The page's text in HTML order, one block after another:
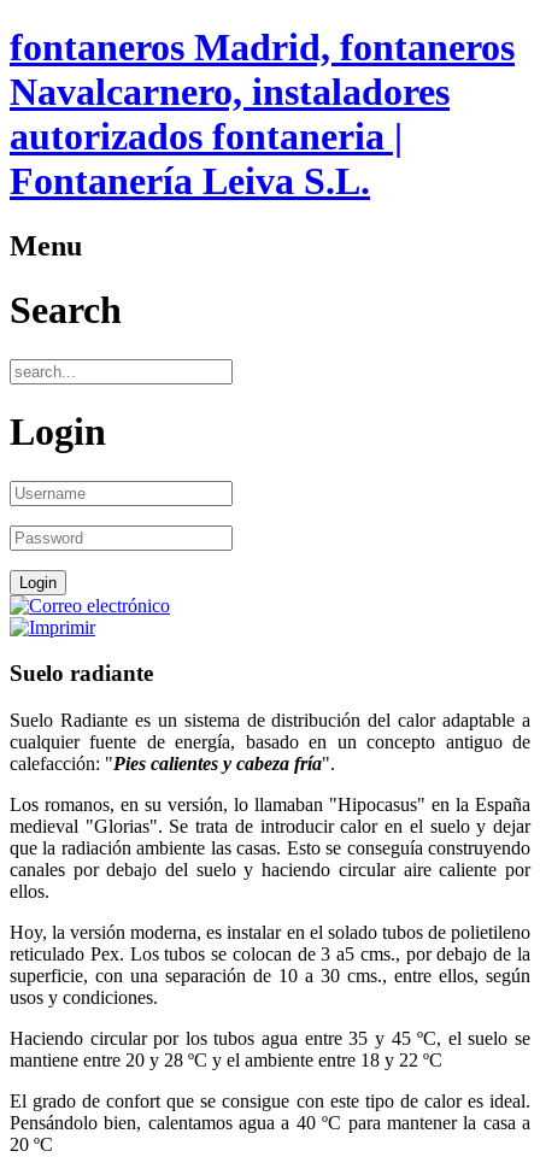
fontaneros Madrid, fontaneros
Navalcarnero, instaladores
autorizados fontaneria |
Fontanería Leiva S.L.
Menu
Search
Login
Suelo radiante
Suelo Radiante es un sistema de distribución del calor adaptable a
cualquier fuente de energía, basado en un concepto antiguo de
calefacción: "Pies calientes y cabeza fría".
Los romanos, en su versión, lo llamaban "Hipocasus" en la España
medieval "Glorias". Se trata de introducir calor en el suelo y dejar
que la radiación ambiente las casas. Esto se conseguía construyendo
canales por debajo del suelo y haciendo circular aire caliente por
ellos.
Hoy, la versión moderna, es instalar en el solado tubos de polietileno
reticulado Pex. Los tubos se colocan de 3 a5 cms., por debajo de la
superficie, con una separación de 10 a 30 cms., entre ellos, según
usos y condiciones.
Haciendo circular por los tubos agua entre 35 y 45 ºC, el suelo se
mantiene entre 20 y 28 ºC y el ambiente entre 18 y 22 ºC
El grado de confort que se consigue con este tipo de calor es ideal.
Pensándolo bien, calentamos agua a 40 ºC para mantener la casa a
20 ºC